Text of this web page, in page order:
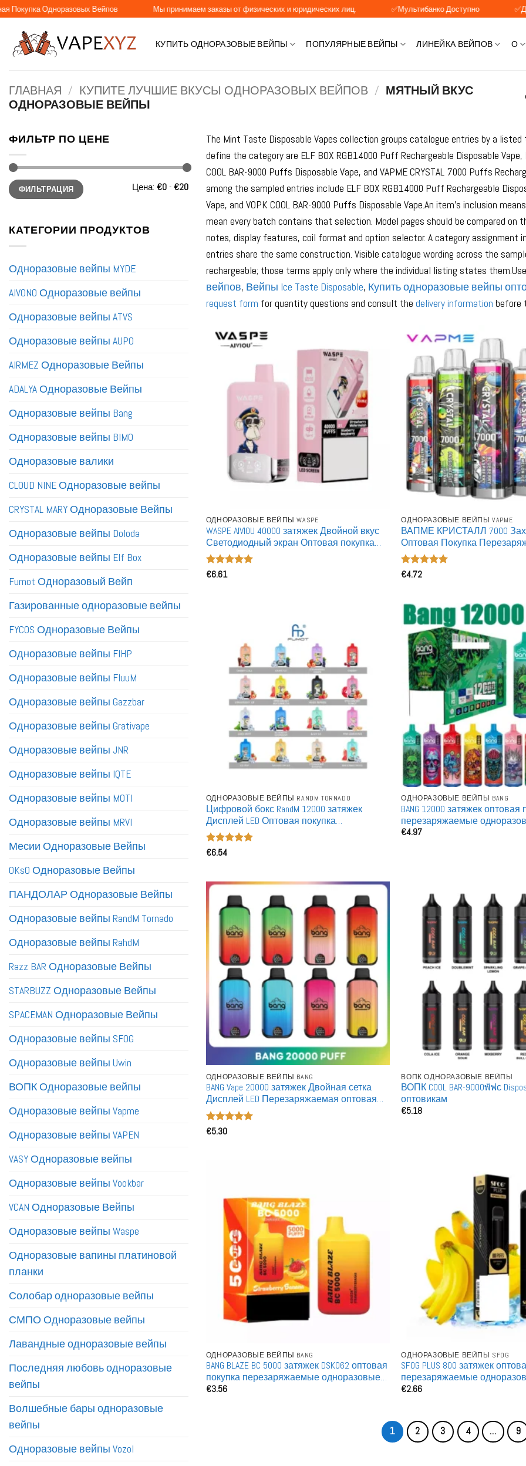
Skip
content
Вейпов Мы принимаем заказы от физических и юридических лиц. ✅Мультибанко Доступно ✅Доступна
КУПИТЬ ОДНОРАЗОВЫЕ ВЕЙПЫ ПОПУЛЯРНЫЕ ВЕЙПЫ ЛИНЕЙКА ВЕЙПОВ О
ГЛАВНАЯ / КУПИТЕ ЛУЧШИЕ ВКУСЫ ОДНОРАЗОВЫХ ВЕЙПОВ / МЯТНЫЙ ВКУС
ОДНОРАЗОВЫЕ ВЕЙПЫ
ФИЛЬТР ПО ЦЕНЕ
Минимальная
цена
Максимальная
ценаФИЛЬТРАЦИЯ Цена: €0 - €20
КАТЕГОРИИ ПРОДУКТОВ
Одноразовые вейпы MYDE
AIVONO Одноразовые вейпы
Одноразовые вейпы ATVS
Одноразовые вейпы AUPO
AIRMEZ Одноразовые Вейпы
ADALYA Одноразовые Вейпы
Одноразовые вейпы Bang
Одноразовые вейпы BIMO
Одноразовые валики
CLOUD NINE Одноразовые вейпы
CRYSTAL MARY Одноразовые Вейпы
Одноразовые вейпы Doloda
Одноразовые вейпы Elf Box
Fumot Одноразовый Вейп
Газированные одноразовые вейпы
FYCOS Одноразовые Вейпы
Одноразовые вейпы FIHP
Одноразовые вейпы FluuM
Одноразовые вейпы Gazzbar
Одноразовые вейпы Grativape
Одноразовые вейпы JNR
Одноразовые вейпы IQTE
Одноразовые вейпы MOTI
Одноразовые вейпы MRVI
Месии Одноразовые Вейпы
OKsO Одноразовые Вейпы
ПАНДОЛАР Одноразовые Вейпы
Одноразовые вейпы RandM Tornado
Одноразовые вейпы RahdM
Razz BAR Одноразовые Вейпы
STARBUZZ Одноразовые Вейпы
SPACEMAN Одноразовые Вейпы
Одноразовые вейпы SFOG
Одноразовые вейпы Uwin
ВОПК Одноразовые вейпы
Одноразовые вейпы Vapme
Одноразовые вейпы VAPEN
VASY Одноразовые вейпы
Одноразовые вейпы Vookbar
VCAN Одноразовые Вейпы
Одноразовые вейпы Waspe
Одноразовые вапины платиновой
планки
Солобар одноразовые вейпы
СМПО Одноразовые вейпы
Лавандные одноразовые вейпы
Последняя любовь одноразовые
вейпы
Волшебные бары одноразовые
вейпы
Одноразовые вейпы Vozol
The Mint Taste Disposable Vapes collection groups catalogue entries by a
define the category are ELF BOX RGB14000 Puff Rechargeable Disposable Vape,
COOL BAR-9000 Puffs Disposable Vape, and VAPME CRYSTAL 7000 Puffs
among the sampled entries include ELF BOX RGB14000 Puff Rechargeable
Vape, and VOPK COOL BAR-9000 Puffs Disposable Vape.An item’s inclusion
mean every batch contains that selection. Model pages should be compared
notes, display features, coil format and option selector. A category
entries share the same construction. Visible catalogue wording across the
rechargeable; those terms apply only where the individual listing states
вейпов, Вейпы Ice Taste Disposable, Купить одноразовые вейпы
request form for quantity questions and consult the delivery information before
ОДНОРАЗОВЫЕ ВЕЙПЫ WASPE
WASPE AIVIOU 40000 затяжек Двойной вкус
Светодиодный экран Оптовая покупка
Заряжаемые Одноразовые вейпы
Оценка
€6.61
ОДНОРАЗОВЫЕ ВЕЙПЫ VAPME
ВАПМЕ КРИСТАЛЛ 7000
Оптовая Покупка
Одноразовые Вейпы Оптом
Оценка
€4.72
ОДНОРАЗОВЫЕ ВЕЙПЫ RANDM TORNADO
Цифровой бокс RandM 12000 затяжек
Дисплей LED Оптовая покупка
Перезаряжаемая Одноразовая
электронная сигарета
Оценка
€6.54
ОДНОРАЗОВЫЕ ВЕЙПЫ BANG
BANG 12000 затяжек оптовая
перезаряжаемые
оптом
€4.97
ОДНОРАЗОВЫЕ ВЕЙПЫ BANG
BANG Vape 20000 затяжек Двойная сетка
Дисплей LED Перезаряжаемая оптовая
покупка Одноразовая электронная
сигарета для оптовой продажи
Оценка
€5.30
ВОПК ОДНОРАЗОВЫЕ ВЕЙПЫ
ВОПК COOL BAR-9000พัฟс
оптовикам
€5.18
ОДНОРАЗОВЫЕ ВЕЙПЫ BANG
BANG BLAZE BC 5000 затяжек DSK062 оптовая
покупка перезаряжаемые одноразовые
вейпы оптом
€3.56
ОДНОРАЗОВЫЕ ВЕЙПЫ SFOG
SFOG PLUS 800 затяжек
перезаряжаемые
оптом
€2.66
1 2 3 4 … 9